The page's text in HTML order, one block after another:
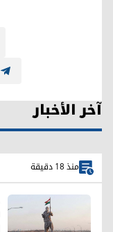
آخر الأخبار
منذ 18 دقيقة